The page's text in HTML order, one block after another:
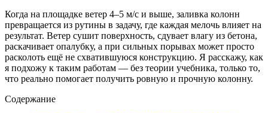
Когда на площадке ветер 4–5 м/с и выше, заливка колонн
превращается из рутины в задачу, где каждая мелочь влияет на
результат. Ветер сушит поверхность, сдувает влагу из бетона,
раскачивает опалубку, а при сильных порывах может просто
расколоть ещё не схватившуюся конструкцию. Я расскажу, как
я подхожу к таким работам — без теории учебника, только то,
что реально помогает получить ровную и прочную колонну.
Содержание